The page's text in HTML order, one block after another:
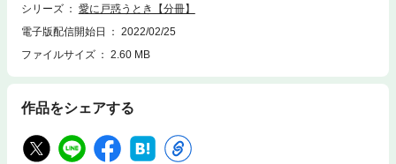
シリーズ
愛に戸惑うとき【分冊】
電子版配信開始日
2022/02/25
ファイルサイズ
2.60 MB
作品をシェアする